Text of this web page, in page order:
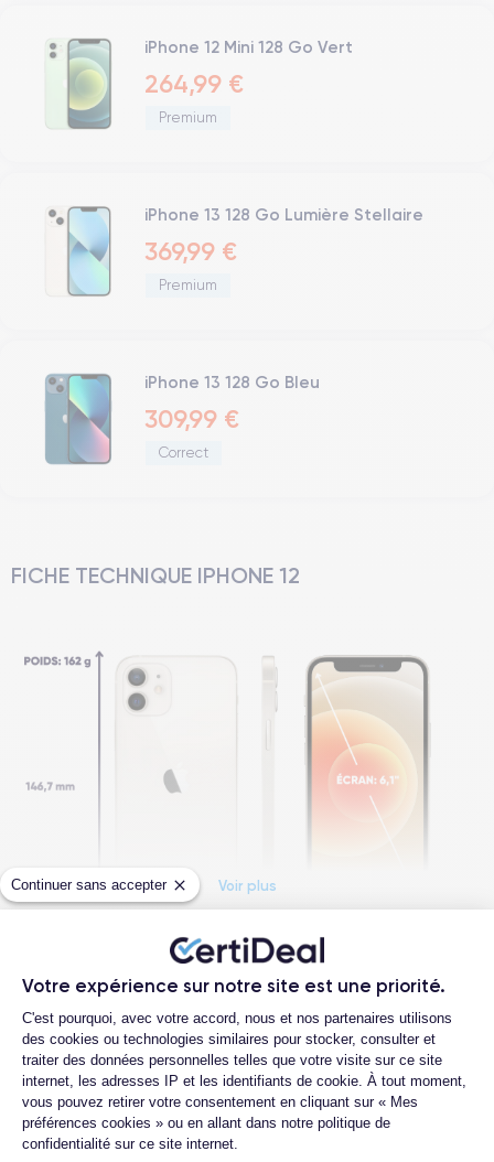
Continuer sans accepter
Votre expérience sur notre site est une priorité.
Plateforme de Gestion du
C'est pourquoi, avec votre accord, nous et nos partenaires utilisons
des cookies ou technologies similaires pour stocker, consulter et
traiter des données personnelles telles que votre visite sur ce site
internet, les adresses IP et les identifiants de cookie. À tout moment,
vous pouvez retirer votre consentement en cliquant sur « Mes
préférences cookies » ou en allant dans notre politique de
confidentialité sur ce site internet.
iPhone 12 Mini 128 Go Vert
264,99 €
Premium
iPhone 13 128 Go Lumière Stellaire
369,99 €
Premium
iPhone 13 128 Go Bleu
309,99 €
Correct
FICHE TECHNIQUE IPHONE 12
Dimensions et poids iPhone 12
Date de sortie
13/10/2020
Système exploit.
iOS (iOS 26)
Dimensions
146.7×71.5×7.4 mm
Poids
Voir plus
Questions fréquentes
Quelle est la durée de vie d'un iPhone 12
reconditionné ?
Quelles sont les options disponibles sur
les batteries ?
Quelle est la différence entre un iPhone